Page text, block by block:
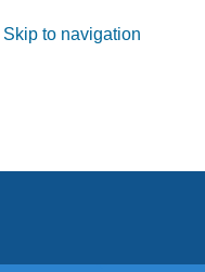
Skip to navigation